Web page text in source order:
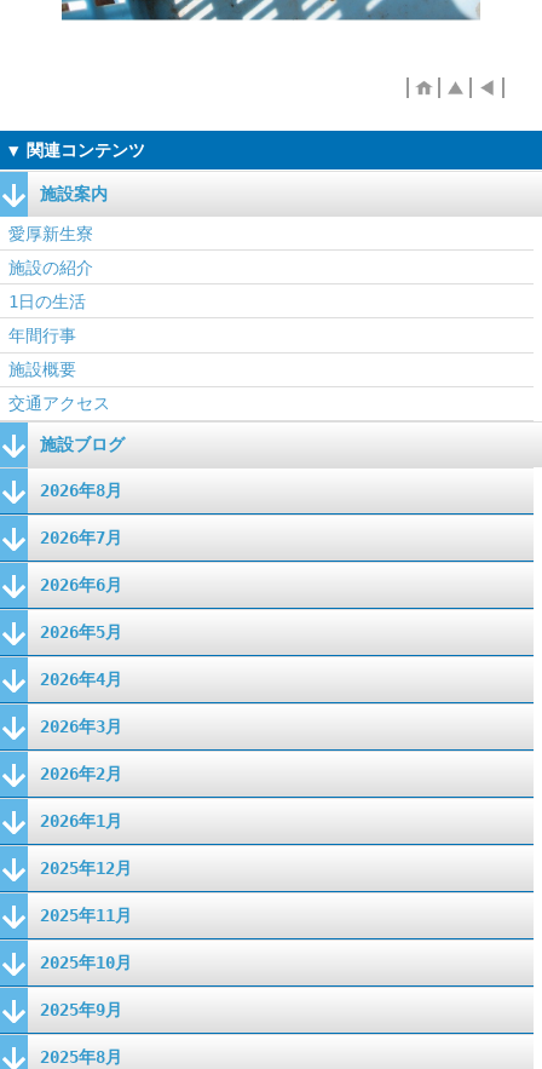
施設案内
愛厚新生寮
施設の紹介
1日の生活
年間行事
施設概要
交通アクセス
施設ブログ
2026年8月
2026年7月
2026年6月
2026年5月
2026年4月
2026年3月
2026年2月
2026年1月
2025年12月
2025年11月
2025年10月
2025年9月
2025年8月